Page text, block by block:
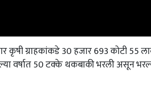
कृषी ग्राहकांकडे 30 हजार 693 कोटी
वर्षात 50 टक्के थकबाकी भरली असून